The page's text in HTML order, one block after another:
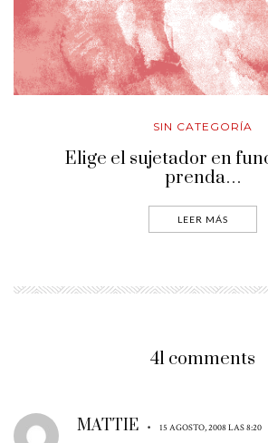
SIN CATEGORÍA
Elige el sujetador en
prenda…
LEER MÁS
41 comments
MATTIE • 15 AGOSTO, 2008 LAS 8:20